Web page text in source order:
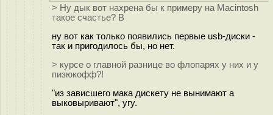
> Ну дык вот нахрена бы к примеру на Macintosh
такое счастье? В
ну вот как только появились первые usb-диски -
так и пригодилось бы, но нет.
> курсе о главной разнице во флопарях у них и у
пизюкофф?!
"из зависшего мака дискету не вынимают а
выковыривают", угу.